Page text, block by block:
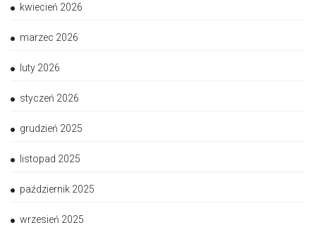
kwiecień 2026
marzec 2026
luty 2026
styczeń 2026
grudzień 2025
listopad 2025
październik 2025
wrzesień 2025